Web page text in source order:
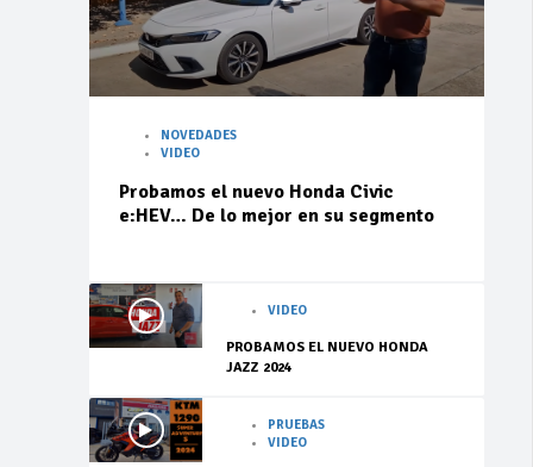
NOVEDADES
VIDEO
Probamos el nuevo Honda Civic
e:HEV… De lo mejor en su segmento
VIDEO
PROBAMOS EL NUEVO HONDA
JAZZ 2024
PRUEBAS
VIDEO